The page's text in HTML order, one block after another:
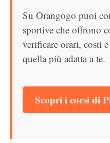
Su Orangogo puoi
sportive che offrono
verificare orari, costi
quella più adatta a te.
Scopri i corsi di